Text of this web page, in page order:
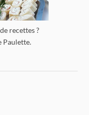
recettes ?
Paulette.